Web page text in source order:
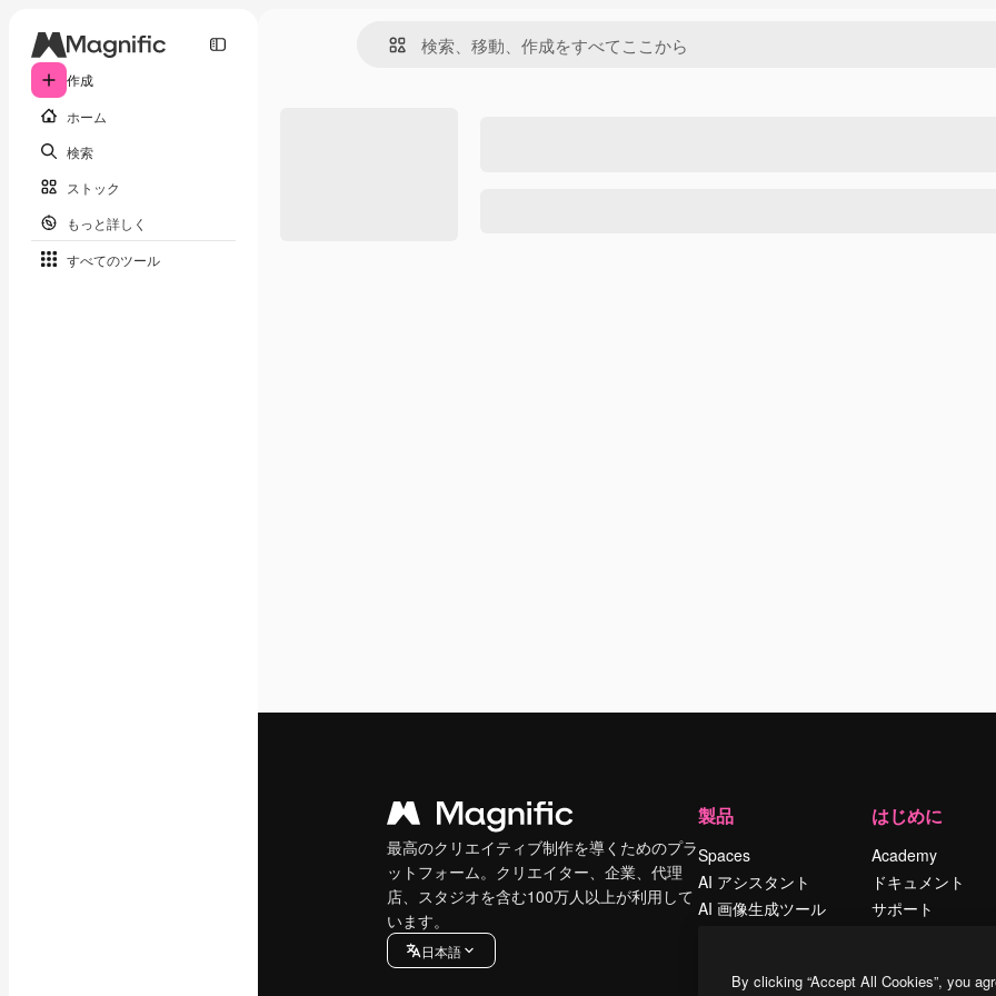
作成
ホーム
検索
ストック
もっと詳しく
すべてのツール
最高のクリエイティブ制作を導くためのプラ
ットフォーム。クリエイター、企業、代理
店、スタジオを含む100万人以上が利用して
います。
日本語
製品
Spaces
AI アシスタント
AI 画像生成ツール
ストックコンテン
はじめに
Academy
ドキュメント
サポート
シー
By clicking “Accept All Cookies”, you